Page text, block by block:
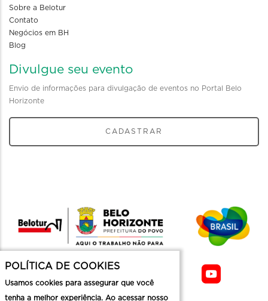
Sobre a Belotur
Contato
Negócios em BH
Blog
Divulgue seu evento
Envio de informações para divulgação de eventos no Portal Belo
Horizonte
CADASTRAR
POLÍTICA DE COOKIES
Usamos cookies para assegurar que você
tenha a melhor experiência. Ao acessar nosso